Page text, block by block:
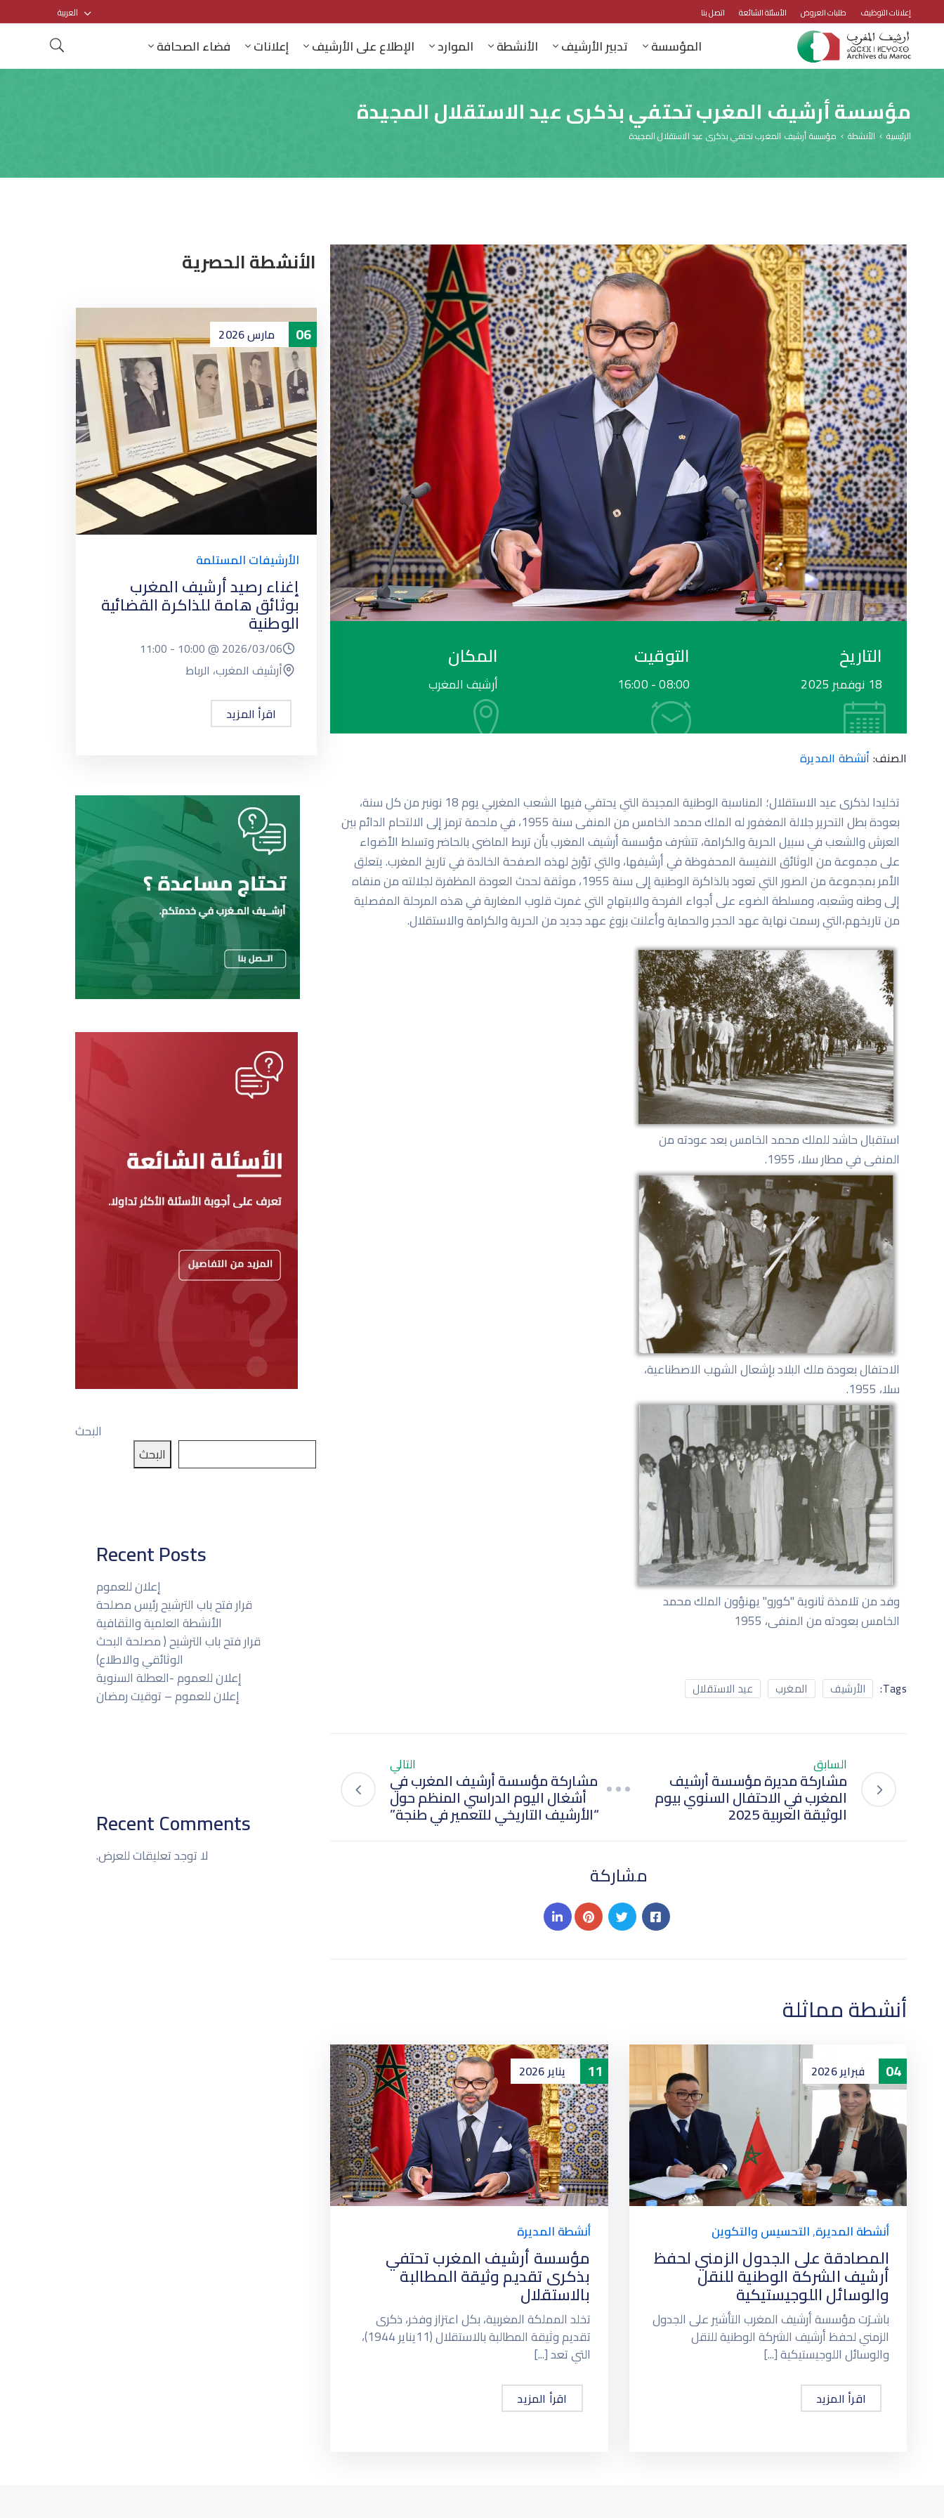
إعلانات التوظيف طلبات العروض الأسئلة الشائعة اتصل بنا العربية
المؤسسة تدبير الأرشيف الأنشطة الموارد الإطلاع على الأرشيف إعلانات فضاء الصحافة
مؤسسة أرشيف المغرب تحتفي بذكرى عيد الاستقلال المجيدة
الرئيسية الأنشطة مؤسسة أرشيف المغرب تحتفي بذكرى عيد الاستقلال المجيدة
التاريخ
18 نوفمبر 2025
التوقيت
08:00 -
16:00
المكان
أرشيف المغرب
الصنف: أنشطة المديرة
تخليدا لذكرى عيد الاستقلال؛ المناسبة الوطنية المجيدة التي يحتفي فيها الشعب المغربي يوم 18 نونبر من كل سنة،
بعودة بطل التحرير جلالة المغفور له الملك محمد الخامس من المنفى سنة 1955، في ملحمة ترمز إلى الالتحام الدائم بين
العرش والشعب في سبيل الحرية والكرامة، تتشرف مؤسسة أرشيف المغرب بأن تربط الماضي بالحاضر وتسلط الأضواء
على مجموعة من الوثائق النفيسة المحفوظة في أرشيفها، والتي تؤرخ لهذه الصفحة الخالدة في تاريخ المغرب. يتعلق
الأمر بمجموعة من الصور التي تعود بالذاكرة الوطنية إلى سنة 1955، موثقة لحدث العودة المظفرة لجلالته من منفاه
إلى وطنه وشعبه، ومسلطة الضوء على أجواء الفرحة والابتهاج التي غمرت قلوب المغاربة في هذه المرحلة المفصلية
من تاريخهم،التي رسمت نهاية عهد الحجر والحماية وأعلنت بزوغ عهد جديد من الحرية والكرامة والاستقلال.
استقبال حاشد للملك محمد الخامس بعد عودته من
المنفى في مطار سلا، 1955.
الاحتفال بعودة ملك البلاد بإشعال الشهب الاصطناعية،
سلا، 1955.
وفد من تلامذة ثانوية "كورو" يهنؤون الملك محمد
الخامس بعودته من المنفى، 1955
Tags: الأرشيف المغرب عيد الاستقلال
السابق
مشاركة مديرة مؤسسة أرشيف
المغرب في الاحتفال السنوي بيوم
الوثيقة العربية 2025
التالي
مشاركة مؤسسة أرشيف المغرب في
أشغال اليوم الدراسي المنظم حول
“الأرشيف التاريخي للتعمير في طنجة”
مشاركة
أنشطة مماثلة
04 فبراير2026
أنشطة المديرة,التحسيس والتكوين
المصادقة على الجدول الزمني لحفظ
أرشيف الشركة الوطنية للنقل
والوسائل اللوجيستيكية
باشـرَت مؤسسة أرشيف المغرب التأشير على الجدول
الزمني لحفظ أرشيف الشركة الوطنية للنقل
والوسائل اللوجيستيكية [...]
اقرأ المزيد
11 يناير2026
أنشطة المديرة
مؤسسة أرشيف المغرب تحتفي
بذكرى تقديم وثيقة المطالبة
بالاستقلال
تخلد المملكة المغربية، بكل اعتزاز وفخر، ذكرى
تقديم وثيقة المطالبة بالاستقلال (11يناير 1944)،
التي تعد [...]
اقرأ المزيد
الأنشطة الحصرية
06 مارس2026
الأرشيفات المستلمة
إغناء رصيد أرشيف المغرب
بوثائق هامة للذاكرة القضائية
الوطنية
2026/03/06 @
10:00 -
11:00
أرشيف المغرب، الرباط
اقرأ المزيد
02 مارس2026
معارض
أرشيفنا… جسر بين الماضي
والمستقبل
2026/03/02 @
09:00 -
16:00
أرشيف المغرب
08 أبريل2026
محاضرات ولقاءات
إطلاق البوابة الإلكترونية
للمناظرة الوطنية الأولى حول
الأرشيف بالمغرب
2026/04/08 @
09:10 -
19:10
أكاديمية المملكة المغربية
اقرأ المزيد
البحث
البحث
Recent Posts
إعلان للعموم
قرار فتح باب الترشيح رئيس مصلحة
الأنشطة العلمية والثقافية
قرار فتح باب الترشيح ( مصلحة البحث
الوثائقي والاطلاع)
إعلان للعموم -العطلة السنوية
إعلان للعموم – توقيت رمضان
Recent Comments
لا توجد تعليقات للعرض.